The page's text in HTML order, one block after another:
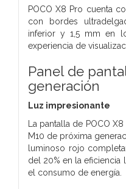
POCO X8 Pro cuenta
con bordes
inferior y 1,5 mm en
experiencia de
Panel de
generación
Luz impresionante
La pantalla de POCO
M10 de próxima
luminoso rojo
del 20% en la eficiencia
el consumo de energía.